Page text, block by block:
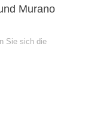
Murano
Sie sich die